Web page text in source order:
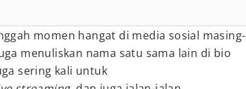
momen hangat di media sosial masing-
menuliskan nama satu sama lain di bio
sering kali untuk